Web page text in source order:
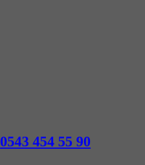
0543 454 55 90